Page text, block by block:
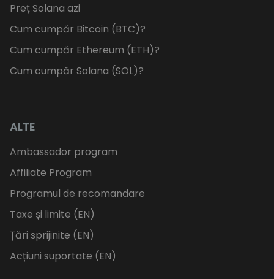
Preț Solana azi
Cum cumpăr Bitcoin (BTC)?
Cum cumpăr Ethereum (ETH)?
Cum cumpăr Solana (SOL)?
ALTE
Ambassador program
Affiliate Program
Programul de recomandare
Taxe și limite (EN)
Țări sprijinite (EN)
Acțiuni suportate (EN)